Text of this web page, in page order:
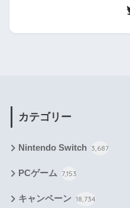
カテゴリー
Nintendo Switch 3,687
PCゲーム 7,153
キャンペーン 18,734